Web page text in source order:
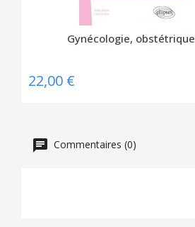
Gynécologie, obstétrique
22,00 €
Commentaires (0)